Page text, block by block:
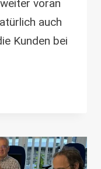
voran
auch
Kunden bei